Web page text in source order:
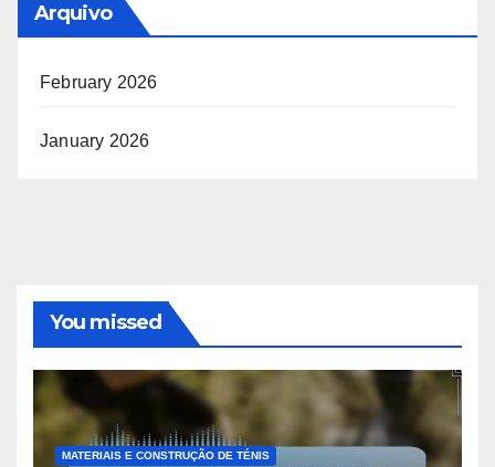
Arquivo
February 2026
January 2026
You missed
MATERIAIS E CONSTRUÇÃO DE TÉNIS